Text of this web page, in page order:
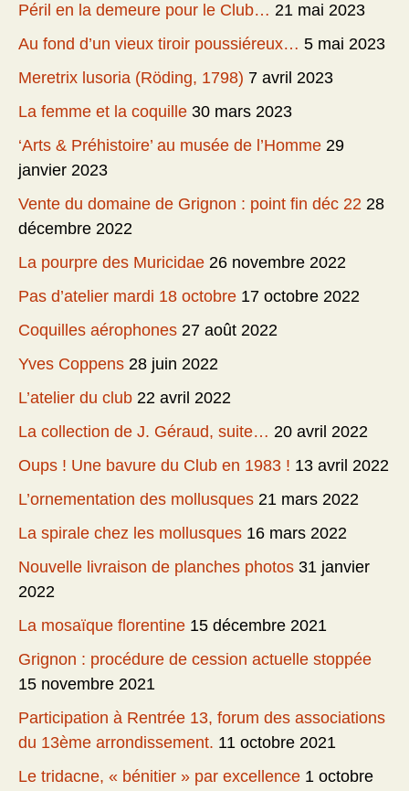
Péril en la demeure pour le Club… 21 mai 2023
Au fond d’un vieux tiroir poussiéreux… 5 mai 2023
Meretrix lusoria (Röding, 1798) 7 avril 2023
La femme et la coquille 30 mars 2023
‘Arts & Préhistoire’ au musée de l’Homme 29
janvier 2023
Vente du domaine de Grignon : point fin déc 22 28
décembre 2022
La pourpre des Muricidae 26 novembre 2022
Pas d’atelier mardi 18 octobre 17 octobre 2022
Coquilles aérophones 27 août 2022
Yves Coppens 28 juin 2022
L’atelier du club 22 avril 2022
La collection de J. Géraud, suite… 20 avril 2022
Oups ! Une bavure du Club en 1983 ! 13 avril 2022
L’ornementation des mollusques 21 mars 2022
La spirale chez les mollusques 16 mars 2022
Nouvelle livraison de planches photos 31 janvier
2022
La mosaïque florentine 15 décembre 2021
Grignon : procédure de cession actuelle stoppée
15 novembre 2021
Participation à Rentrée 13, forum des associations
du 13ème arrondissement. 11 octobre 2021
Le tridacne, « bénitier » par excellence 1 octobre